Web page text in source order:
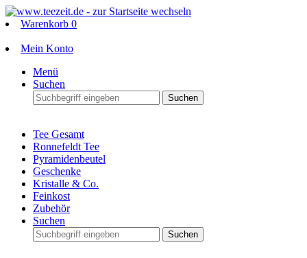
Warenkorb 0
Mein Konto
Menü
Suchen
Suchen
Tee Gesamt
Ronnefeldt Tee
Pyramidenbeutel
Geschenke
Kristalle & Co.
Feinkost
Zubehör
Suchen
Suchen